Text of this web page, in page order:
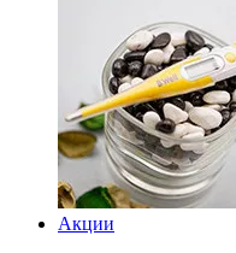
Акции